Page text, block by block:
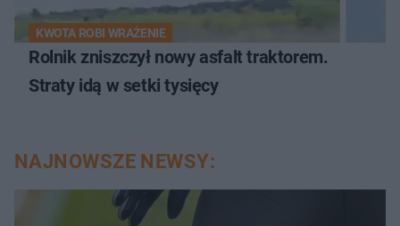
KWOTA ROBI WRAŻENIE
Rolnik zniszczył nowy asfalt traktorem.
Straty idą w setki tysięcy
NAJNOWSZE NEWSY: